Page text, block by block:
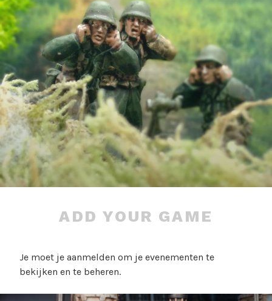
ADD YOUR GAME
Je moet je aanmelden om je evenementen te
bekijken en te beheren.